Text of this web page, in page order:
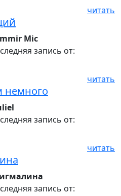
читать
Mic
запись от:
читать
немного
запись от:
читать
запись от: